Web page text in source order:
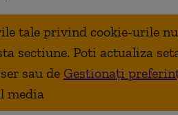
tale privind cookie-urile
sectiune. Poti actualiza
sau de Gestionați
media